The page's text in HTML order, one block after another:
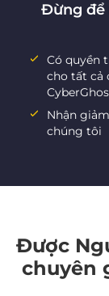
Đừng để
Có quyền
cho tất cả
Nhận
chúng tôi
Được
chuyên